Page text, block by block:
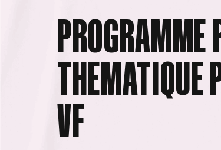
PROGRAMME
THEMATIQUE
VF